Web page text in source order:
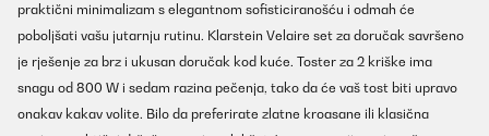
praktični minimalizam s elegantnom sofisticiranošću i odmah će
poboljšati vašu jutarnju rutinu. Klarstein Velaire set za doručak savršeno
je rješenje za brz i ukusan doručak kod kuće. Toster za 2 kriške ima
snagu od 800 W i sedam razina pečenja, tako da će vaš tost biti upravo
onakav kakav volite. Bilo da preferirate zlatne kroasane ili klasična